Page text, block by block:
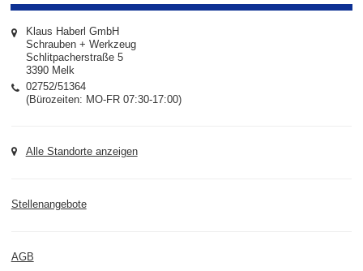
Klaus Haberl GmbH
Schrauben + Werkzeug
Schlitpacherstraße 5
3390 Melk
02752/51364
(Bürozeiten: MO-FR 07:30-17:00)
Alle Standorte anzeigen
Stellenangebote
AGB